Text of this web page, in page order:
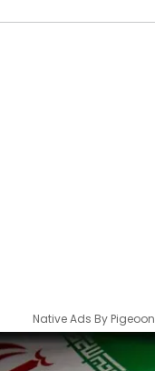
Native Ads By Pigeoon